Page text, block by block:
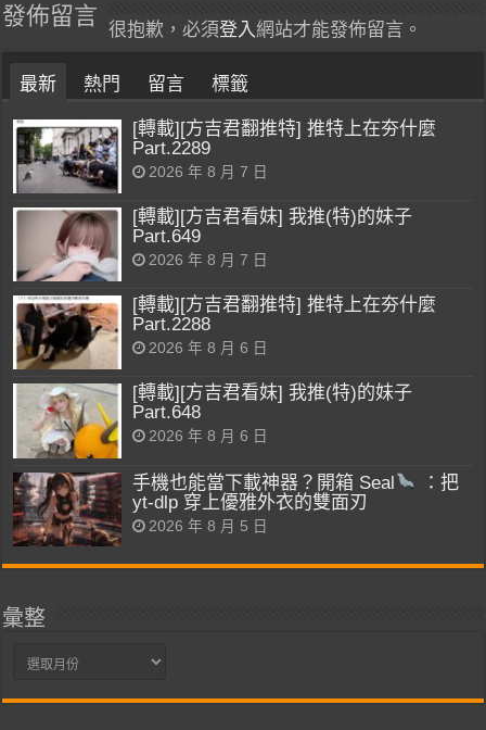
發佈留言
很抱歉，必須登入網站才能發佈留言。
最新 熱門 留言 標籤
[轉載][方吉君翻推特] 推特上在夯什麼
Part.2289
2026 年 8 月 7 日
[轉載][方吉君看妹] 我推(特)的妹子
Part.649
2026 年 8 月 7 日
[轉載][方吉君翻推特] 推特上在夯什麼
Part.2288
2026 年 8 月 6 日
[轉載][方吉君看妹] 我推(特)的妹子
Part.648
2026 年 8 月 6 日
手機也能當下載神器？開箱 Seal
：把
yt-dlp 穿上優雅外衣的雙面刃
2026 年 8 月 5 日
彙整
彙